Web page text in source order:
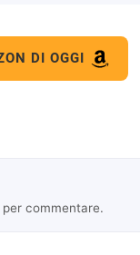
DI OGGI
commentare.